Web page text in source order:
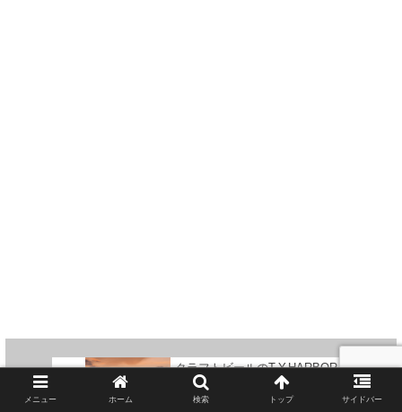
クラフトビールのT.Y.HARBOR
が移動式ビアバー「EL
CAMION（エル・カミオン）」
を開始。パーティーへの派遣も
メニュー ホーム 検索 トップ サイドバー